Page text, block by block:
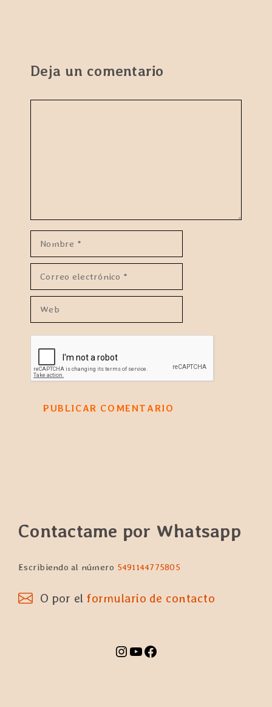
Deja un comentario
Contactame por Whatsapp
Escribiendo al número 5491144775805
O por el formulario de contacto
Instagram
YouTube
Facebook